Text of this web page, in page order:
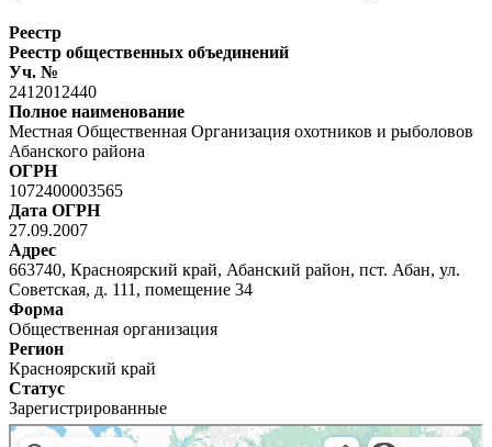
Реестр
Реестр общественных объединений
Уч. №
2412012440
Полное наименование
Местная Общественная Организация охотников и рыболовов
Абанского района
ОГРН
1072400003565
Дата ОГРН
27.09.2007
Адрес
663740, Красноярский край, Абанский район, пст. Абан, ул.
Советская, д. 111, помещение 34
Форма
Общественная организация
Регион
Красноярский край
Статус
Зарегистрированные